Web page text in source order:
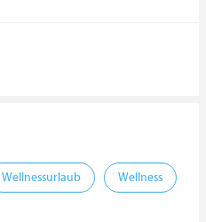
Wellnessurlaub Wellness